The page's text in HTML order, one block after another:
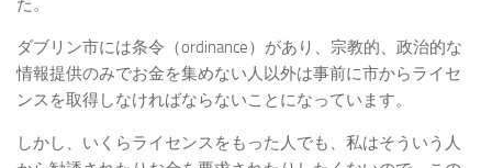
た。
ダブリン市には条令（ordinance）があり、宗教的、政治的な
情報提供のみでお金を集めない人以外は事前に市からライセ
ンスを取得しなければならないことになっています。
しかし、いくらライセンスをもった人でも、私はそういう人